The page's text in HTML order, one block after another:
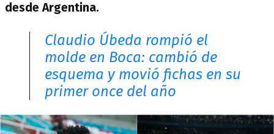
desde Argentina.
Claudio Úbeda rompió el
molde en Boca: cambió de
esquema y movió fichas en su
primer once del año